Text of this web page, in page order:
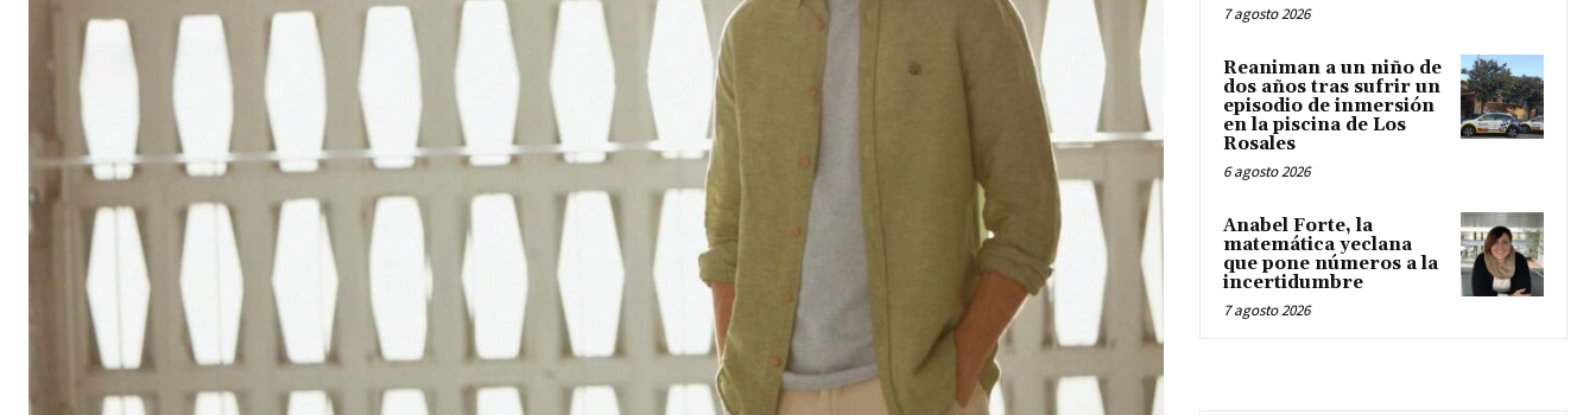
7 agosto 2026
Reaniman a un niño de
dos años tras sufrir un
episodio de inmersión
en la piscina de Los
Rosales
6 agosto 2026
Anabel Forte, la
matemática yeclana
que pone números a la
incertidumbre
7 agosto 2026